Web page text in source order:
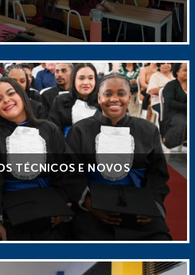
TÉCNICOS E NOVOS